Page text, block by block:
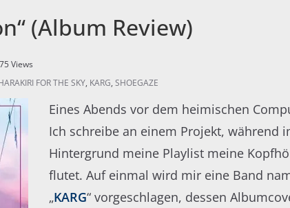
(Album Review)
Views
FOR THE SKY, KARG, SHOEGAZE
Eines Abends vor dem heimischen
Ich schreibe an einem Projekt, während
Hintergrund meine Playlist meine
flutet. Auf einmal wird mir eine Band
„KARG“ vorgeschlagen, dessen